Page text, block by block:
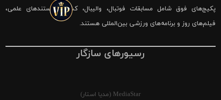
پکیج‌های فوق شامل مسابقات فوتبال، والیبال، کشتی، مستندهای علمی،
فیلم‌های روز و برنامه‌های ورزشی بین‌المللی هستند.
رسیورهای سازگار
MediaStar (مدیا استار)